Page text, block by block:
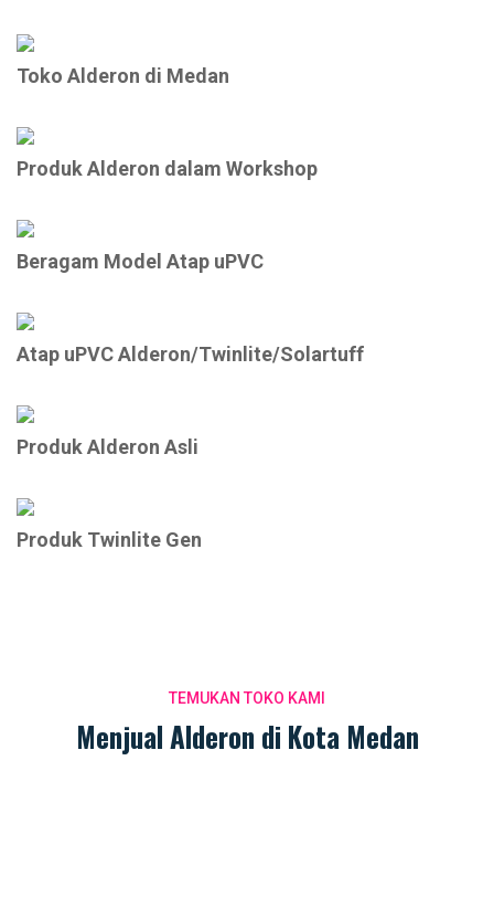
Toko Alderon di Medan
Produk Alderon dalam Workshop
Beragam Model Atap uPVC
Atap uPVC Alderon/Twinlite/Solartuff
Produk Alderon Asli
Produk Twinlite Gen
TEMUKAN TOKO KAMI
Menjual Alderon di Kota Medan